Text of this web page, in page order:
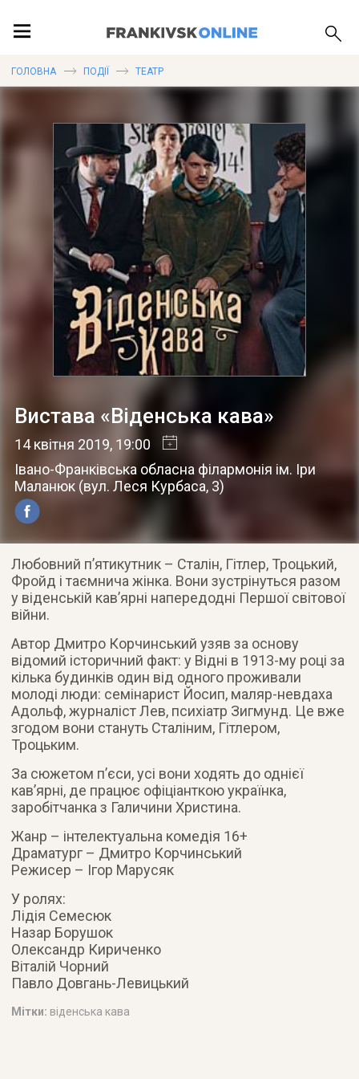
ПУБЛІКАЦІЇ
ГОЛОВНА ПОДІЇ ТЕАТР
Вистава «Віденська кава»
14 квітня 2019, 19:00
Івано-Франківська обласна філармонія ім. Іри
Маланюк (вул. Леся Курбаса, 3)
Любовний п’ятикутник – Сталін, Гітлер, Троцький,
Фройд і таємнича жінка. Вони зустрінуться разом
у віденській кав’ярні напередодні Першої світової
війни.
Автор Дмитро Корчинський узяв за основу
відомий історичний факт: у Відні в 1913-му році за
кілька будинків один від одного проживали
молоді люди: семінарист Йосип, маляр-невдаха
Адольф, журналіст Лев, психіатр Зигмунд. Це вже
згодом вони стануть Сталіним, Гітлером,
Троцьким.
За сюжетом п’єси, усі вони ходять до однієї
кав’ярні, де працює офіціанткою українка,
заробітчанка з Галичини Христина.
Жанр – інтелектуальна комедія 16+
Драматург – Дмитро Корчинський
Режисер – Ігор Марусяк
У ролях:
Лідія Семесюк
Назар Борушок
Олександр Кириченко
Віталій Чорний
Павло Довгань-Левицький
Мітки: віденська кава